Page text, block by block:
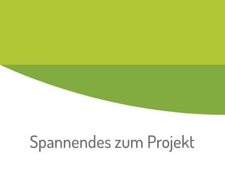
Spannendes zum Projekt